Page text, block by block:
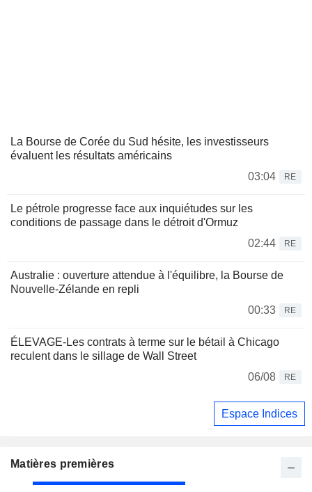
La Bourse de Corée du Sud hésite, les investisseurs
évaluent les résultats américains
03:04
RE
Le pétrole progresse face aux inquiétudes sur les
conditions de passage dans le détroit d'Ormuz
02:44
RE
Australie : ouverture attendue à l'équilibre, la Bourse de
Nouvelle-Zélande en repli
00:33
RE
ÉLEVAGE-Les contrats à terme sur le bétail à Chicago
reculent dans le sillage de Wall Street
06/08
RE
Espace Indices
Matières premières